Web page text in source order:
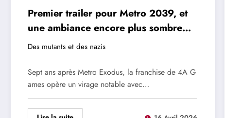
Premier trailer pour Metro 2039, et
une ambiance encore plus sombre
que le reste de la saga
Des mutants et des nazis
Sept ans après Metro Exodus, la franchise de 4A G
ames opère un virage notable avec…